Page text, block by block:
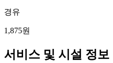
경유
1,875원
서비스 및 시설 정보